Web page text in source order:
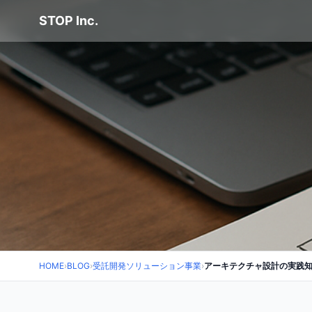
STOP Inc.
HOME›BLOG›受託開発ソリューション事業›アーキテクチャ設計の実践